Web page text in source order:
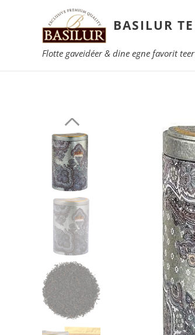
BASILUR TE
Flotte gaveidéer & dine egne favorit teer